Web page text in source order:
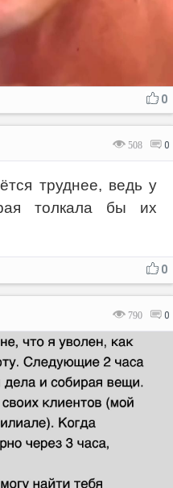
0
508 0
труднее, ведь у
толкала бы их
0
790 0